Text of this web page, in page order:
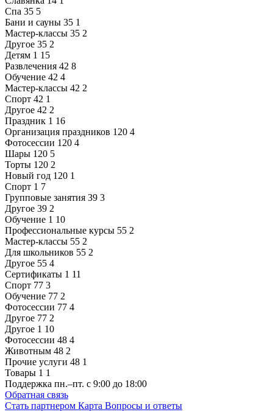
Спа 35 5
Бани и сауны 35 1
Мастер-классы 35 2
Другое 35 2
Детям 1 15
Развлечения 42 8
Обучение 42 4
Мастер-классы 42 2
Спорт 42 1
Другое 42 2
Праздник 1 16
Организация праздников 120 4
Фотосессии 120 4
Шары 120 5
Торты 120 2
Новый год 120 1
Спорт 1 7
Групповые занятия 39 3
Другое 39 2
Обучение 1 10
Профессиональные курсы 55 2
Мастер-классы 55 2
Для школьников 55 2
Другое 55 4
Сертификаты 1 11
Спорт 77 3
Обучение 77 2
Фотосессии 77 4
Другое 77 2
Другое 1 10
Фотосессии 48 4
Животным 48 2
Прочие услуги 48 1
Товары 1 1
Поддержка пн.–пт. с 9:00 до 18:00
Обратная связь
Стать партнером Карта Вопросы и ответы